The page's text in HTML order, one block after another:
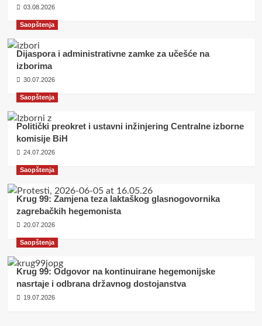
03.08.2026
Saopštenja
Dijaspora i administrativne zamke za učešće na
izborima
30.07.2026
Saopštenja
Politički preokret i ustavni inžinjering Centralne izborne
komisije BiH
24.07.2026
Saopštenja
Krug 99: Zamjena teza laktaškog glasnogovornika
zagrebačkih hegemonista
20.07.2026
Saopštenja
Krug 99: Odgovor na kontinuirane hegemonijske
nasrtaje i odbrana državnog dostojanstva
19.07.2026